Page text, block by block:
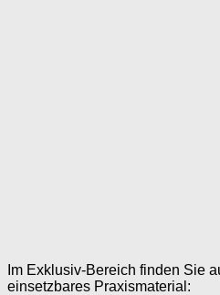
Im Exklusiv-Bereich finden Sie
einsetzbares Praxismaterial: